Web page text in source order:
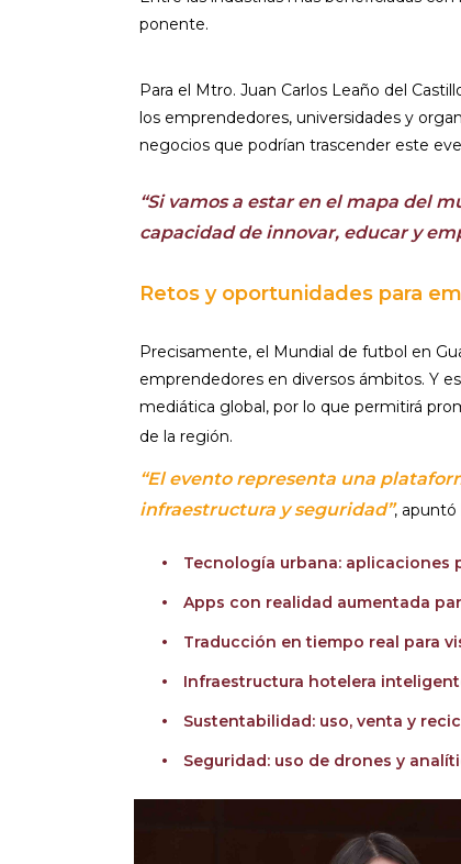
ponente.
Para el Mtro. Juan Carlos Leaño del
los emprendedores, universidades y
negocios que podrían trascender este
“Si vamos a estar en el mapa del
capacidad de innovar, educar y
Retos y oportunidades para
Precisamente, el Mundial de futbol en
emprendedores en diversos ámbitos. Y
mediática global, por lo que permitirá
de la región.
“El evento representa una
infraestructura y seguridad”, apuntó
Tecnología urbana: aplicaciones
Apps con realidad aumentada
Traducción en tiempo real para
Infraestructura hotelera
Sustentabilidad: uso, venta y
Seguridad: uso de drones y